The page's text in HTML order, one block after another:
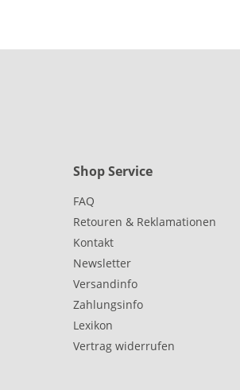
Shop Service
FAQ
Retouren & Reklamationen
Kontakt
Newsletter
Versandinfo
Zahlungsinfo
Lexikon
Vertrag widerrufen